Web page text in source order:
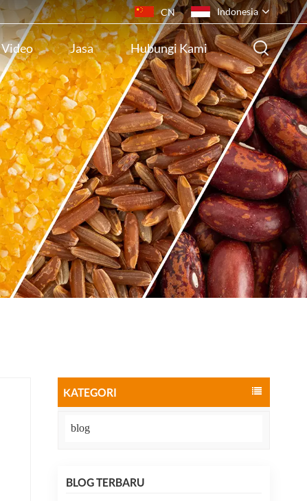
CN Indonesia
English
français
русский
español
português
ไทย
Indonesia
Tiếng việt
Video Jasa Hubungi Kami
KATEGORI
blog
BLOG TERBARU